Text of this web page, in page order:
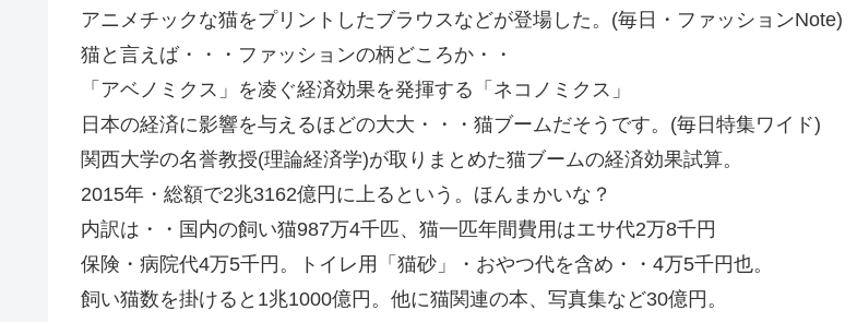
アニメチックな猫をプリントしたブラウスなどが登場した。(毎日・ファッションNote)
猫と言えば・・・ファッションの柄どころか・・
「アベノミクス」を凌ぐ経済効果を発揮する「ネコノミクス」
日本の経済に影響を与えるほどの大大・・・猫ブームだそうです。(毎日特集ワイド)
関西大学の名誉教授(理論経済学)が取りまとめた猫ブームの経済効果試算。
2015年・総額で2兆3162億円に上るという。ほんまかいな？
内訳は・・国内の飼い猫987万4千匹、猫一匹年間費用はエサ代2万8千円
保険・病院代4万5千円。トイレ用「猫砂」・おやつ代を含め・・4万5千円也。
飼い猫数を掛けると1兆1000億円。他に猫関連の本、写真集など30億円。